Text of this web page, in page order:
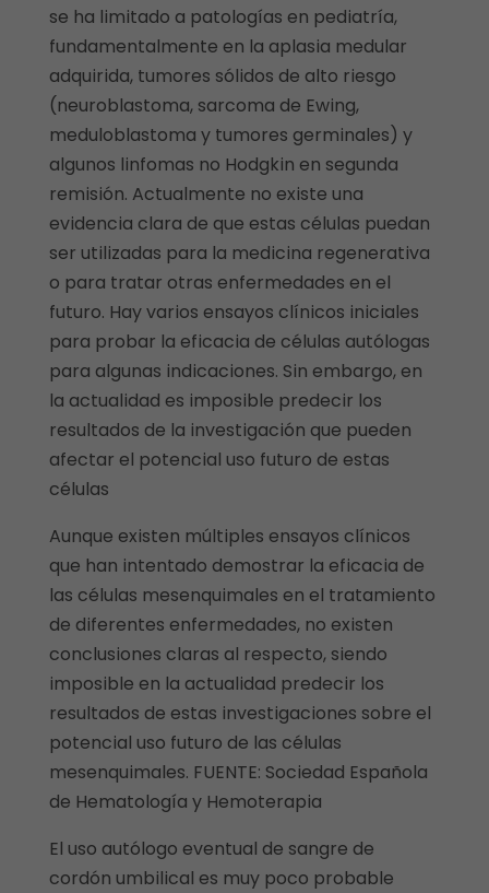
se ha limitado a patologías en pediatría,
fundamentalmente en la aplasia medular
adquirida, tumores sólidos de alto riesgo
(neuroblastoma, sarcoma de Ewing,
meduloblastoma y tumores germinales) y
algunos linfomas no Hodgkin en segunda
remisión. Actualmente no existe una
evidencia clara de que estas células puedan
ser utilizadas para la medicina regenerativa
o para tratar otras enfermedades en el
futuro. Hay varios ensayos clínicos iniciales
para probar la eficacia de células autólogas
para algunas indicaciones. Sin embargo, en
la actualidad es imposible predecir los
resultados de la investigación que pueden
afectar el potencial uso futuro de estas
células
Aunque existen múltiples ensayos clínicos
que han intentado demostrar la eficacia de
las células mesenquimales en el tratamiento
de diferentes enfermedades, no existen
conclusiones claras al respecto, siendo
imposible en la actualidad predecir los
resultados de estas investigaciones sobre el
potencial uso futuro de las células
mesenquimales. FUENTE: Sociedad Española
de Hematología y Hemoterapia
El uso autólogo eventual de sangre de
cordón umbilical es muy poco probable